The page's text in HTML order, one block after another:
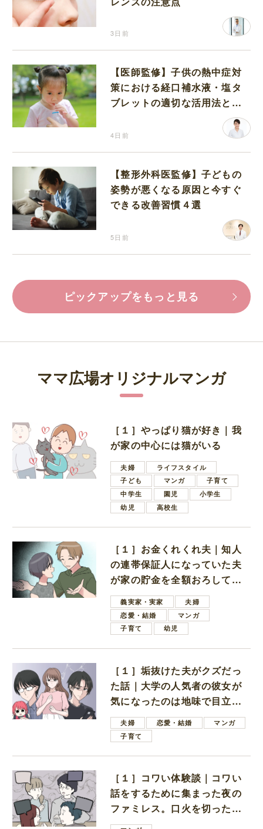
3日前
【医師監修】子供の熱中症対
策における経口補水液・塩タ
ブレットの適切な活用法と水
4日前
【整形外科医監修】子どもの
姿勢が悪くなる原因と今すぐ
できる改善習慣４選
5日前
ピックアップをもっと見る
ママ広場オリジナルマンガ
［１］やっぱり猫が好き｜我
が家の中心には猫がいる
夫婦
ライフスタイル
子ども
マンガ
子育て
中学生
園児
小学生
幼児
高校生
［１］お金くれくれ夫｜知人
の連帯保証人になっていた夫
が家の貯金を全額おろしてほ
しいと言ってきた
義実家・実家
夫婦
恋愛・結婚
マンガ
子育て
幼児
［１］垢抜けた夫がクズだっ
た話｜大学の人気者の彼女が
気になったのは地味で目立た
ない男子学生
夫婦 恋愛・結婚
マンガ
子育て
［１］コワい体験談｜コワい
話をするために集まった夜の
ファミレス。口火を切ったの
は電車好きの男の子ママ